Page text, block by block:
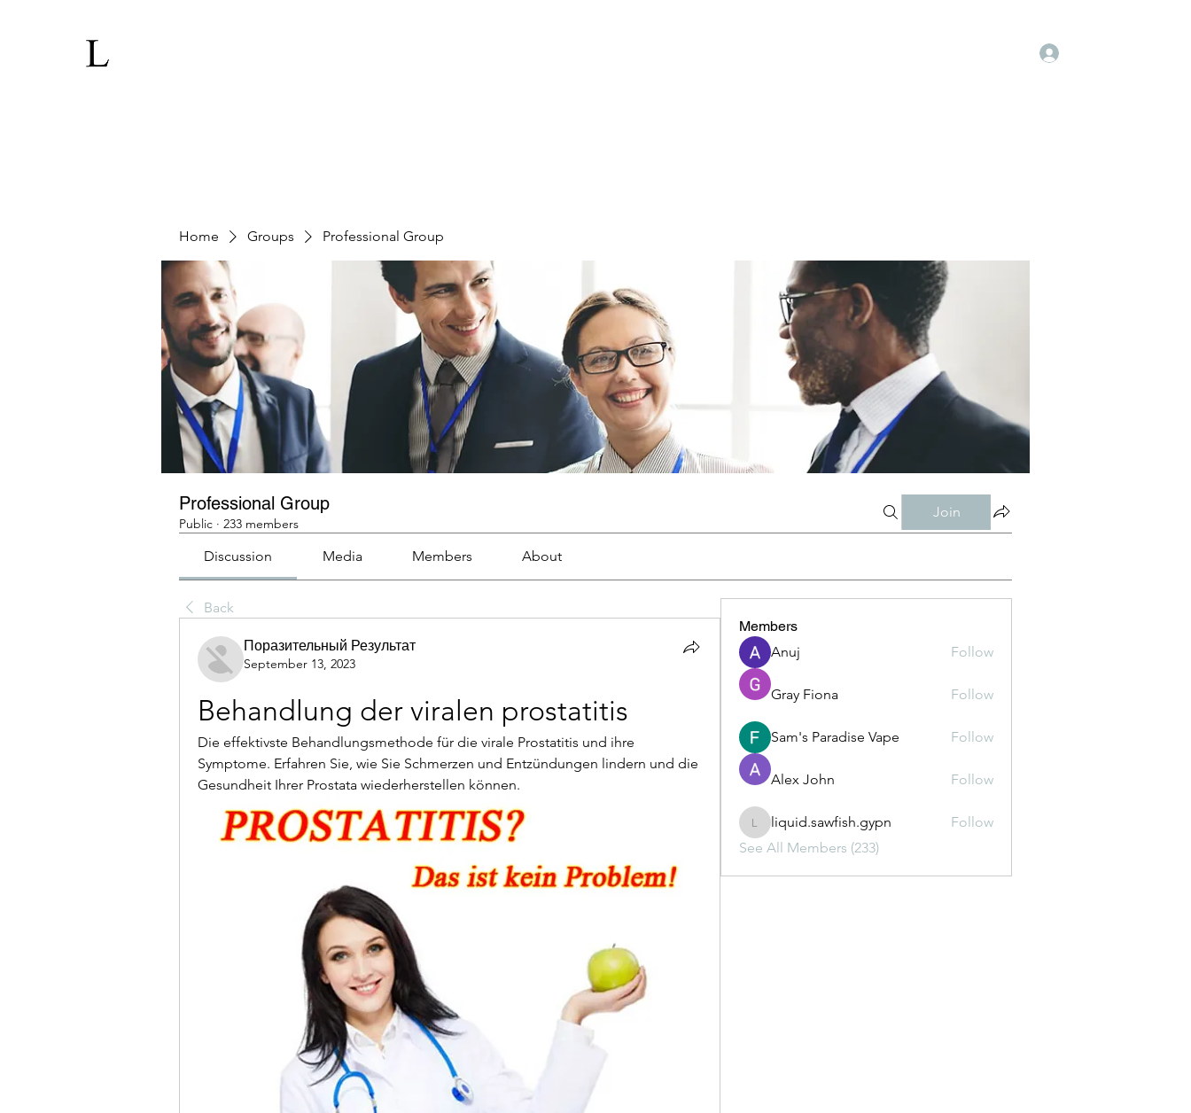
Home Groups Professional Group
Professional Group
Public · 233 members
Join
Discussion Media Members About
Back
Поразительный Результат
September 13, 2023
Behandlung der viralen prostatitis
Die effektivste Behandlungsmethode für die virale Prostatitis und ihre
Symptome. Erfahren Sie, wie Sie Schmerzen und Entzündungen lindern und die
Gesundheit Ihrer Prostata wiederherstellen können.
Members
Anuj
Follow
Gray Fiona Follow
Sam's Paradise Vape Follow
Alex John Follow
liquid.sawfish.gypn
liquid.sawfish.gypn
Follow
See All Members (233)